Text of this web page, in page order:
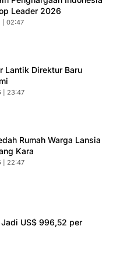
Leader 2026
| 02:47
Lantik Direktur Baru
| 23:47
Rumah Warga Lansia
Kara
| 22:47
Jadi US$ 996,52 per